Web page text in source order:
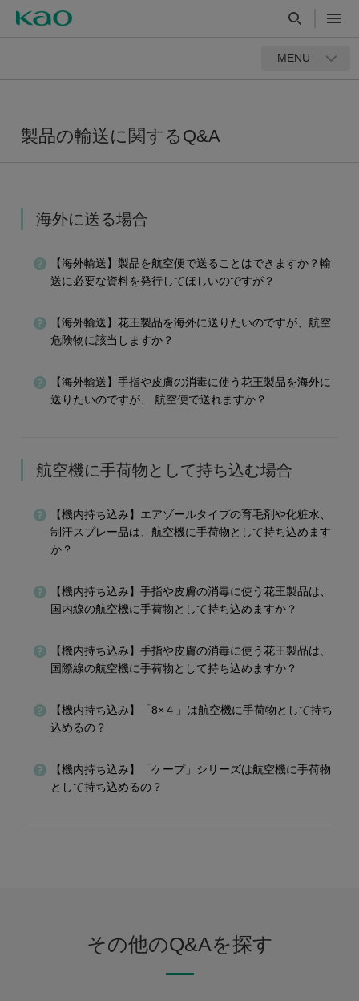
MENU
製品の輸送に関するQ&A
海外に送る場合
【海外輸送】製品を航空便で送ることはできますか？輸
送に必要な資料を発行してほしいのですが？
【海外輸送】花王製品を海外に送りたいのですが、航空
危険物に該当しますか？
【海外輸送】手指や皮膚の消毒に使う花王製品を海外に
送りたいのですが、 航空便で送れますか？
航空機に手荷物として持ち込む場合
【機内持ち込み】エアゾールタイプの育毛剤や化粧水、
制汗スプレー品は、航空機に手荷物として持ち込めます
か？
【機内持ち込み】手指や皮膚の消毒に使う花王製品は、
国内線の航空機に手荷物として持ち込めますか？
【機内持ち込み】手指や皮膚の消毒に使う花王製品は、
国際線の航空機に手荷物として持ち込めますか？
【機内持ち込み】「8×４」は航空機に手荷物として持ち
込めるの？
【機内持ち込み】「ケープ」シリーズは航空機に手荷物
として持ち込めるの？
その他のQ&Aを探す